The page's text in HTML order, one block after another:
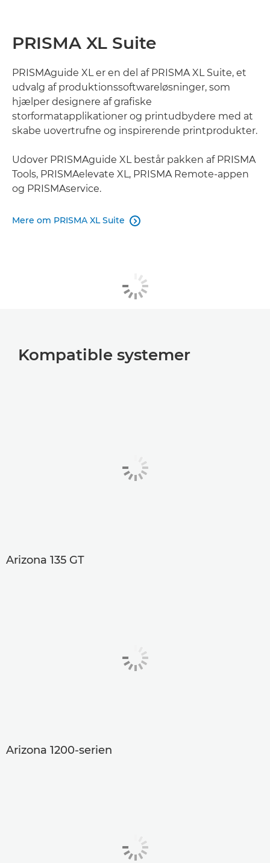
PRISMA XL Suite
PRISMAguide XL er en del af PRISMA XL Suite, et
udvalg af produktionssoftwareløsninger, som
hjælper designere af grafiske
storformatapplikationer og printudbydere med at
skabe uovertrufne og inspirerende printprodukter.
Udover PRISMAguide XL består pakken af PRISMA
Tools, PRISMAelevate XL, PRISMA Remote-appen
og PRISMAservice.
Mere om PRISMA XL Suite 
Kompatible systemer
Arizona 135 GT
Arizona 1200-serien